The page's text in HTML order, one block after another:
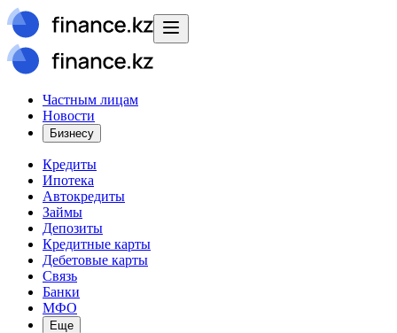
Частным лицам
Новости
Бизнесу
Кредиты
Ипотека
Автокредиты
Займы
Депозиты
Кредитные карты
Дебетовые карты
Связь
Банки
МФО
Еще